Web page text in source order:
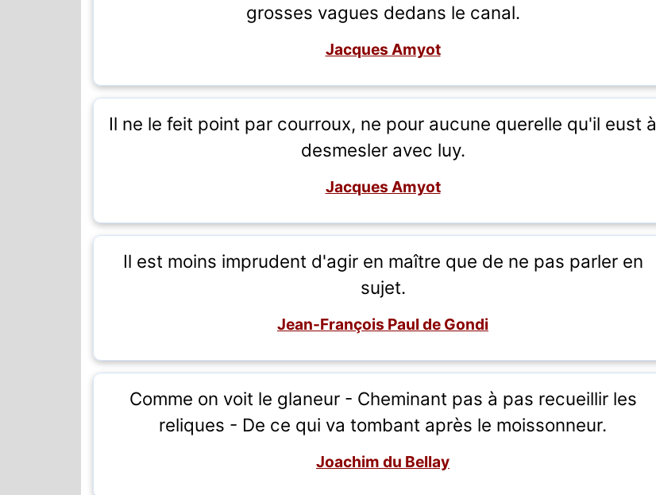
grosses vagues dedans le canal.
Jacques Amyot
Il ne le feit point par courroux, ne pour aucune querelle qu'il eust à
desmesler avec luy.
Jacques Amyot
Il est moins imprudent d'agir en maître que de ne pas parler en
sujet.
Jean-François Paul de Gondi
Comme on voit le glaneur - Cheminant pas à pas recueillir les
reliques - De ce qui va tombant après le moissonneur.
Joachim du Bellay